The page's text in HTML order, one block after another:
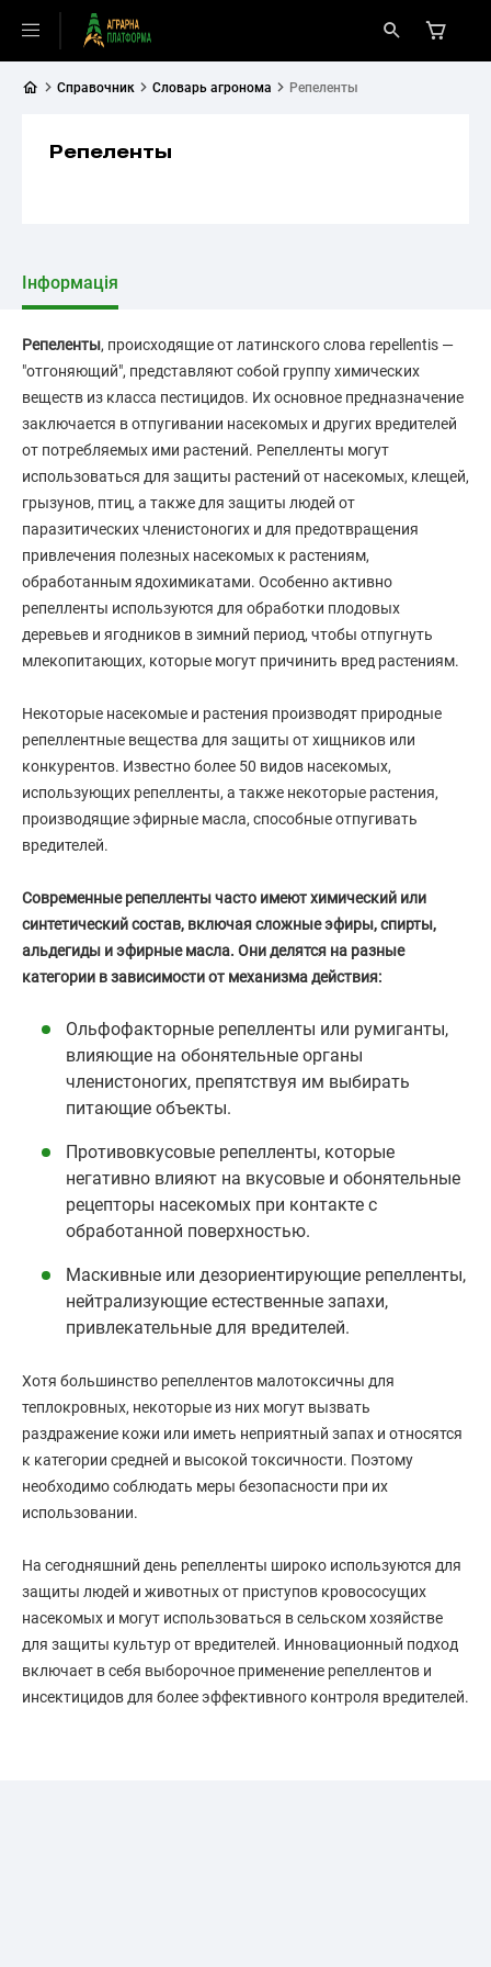
Справочник Словарь агронома Репеленты
Репеленты
Інформація
Репеленты, происходящие от латинского слова repellentis —
"отгоняющий", представляют собой группу химических
веществ из класса пестицидов. Их основное предназначение
заключается в отпугивании насекомых и других вредителей
от потребляемых ими растений. Репелленты могут
использоваться для защиты растений от насекомых, клещей,
грызунов, птиц, а также для защиты людей от
паразитических членистоногих и для предотвращения
привлечения полезных насекомых к растениям,
обработанным ядохимикатами. Особенно активно
репелленты используются для обработки плодовых
деревьев и ягодников в зимний период, чтобы отпугнуть
млекопитающих, которые могут причинить вред растениям.
Некоторые насекомые и растения производят природные
репеллентные вещества для защиты от хищников или
конкурентов. Известно более 50 видов насекомых,
использующих репелленты, а также некоторые растения,
производящие эфирные масла, способные отпугивать
вредителей.
Современные репелленты часто имеют химический или
синтетический состав, включая сложные эфиры, спирты,
альдегиды и эфирные масла. Они делятся на разные
категории в зависимости от механизма действия:
Ольфофакторные репелленты или румиганты,
влияющие на обонятельные органы
членистоногих, препятствуя им выбирать
питающие объекты.
Противовкусовые репелленты, которые
негативно влияют на вкусовые и обонятельные
рецепторы насекомых при контакте с
обработанной поверхностью.
Маскивные или дезориентирующие репелленты,
нейтрализующие естественные запахи,
привлекательные для вредителей.
Хотя большинство репеллентов малотоксичны для
теплокровных, некоторые из них могут вызвать
раздражение кожи или иметь неприятный запах и относятся
к категории средней и высокой токсичности. Поэтому
необходимо соблюдать меры безопасности при их
использовании.
На сегодняшний день репелленты широко используются для
защиты людей и животных от приступов кровососущих
насекомых и могут использоваться в сельском хозяйстве
для защиты культур от вредителей. Инновационный подход
включает в себя выборочное применение репеллентов и
инсектицидов для более эффективного контроля вредителей.